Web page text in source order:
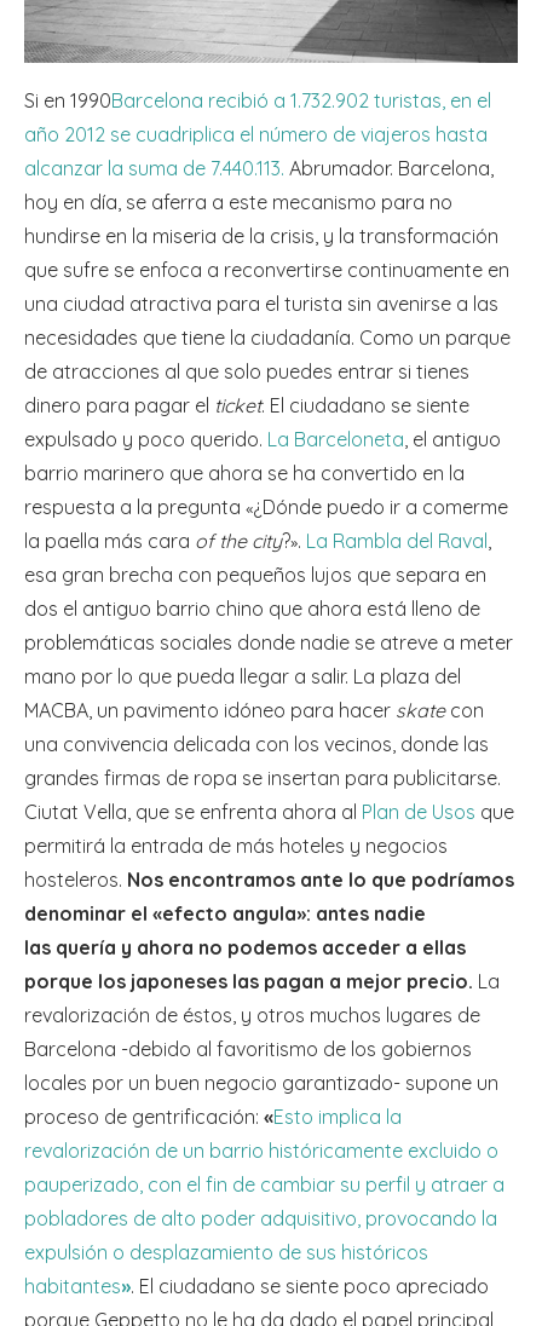
Si en 1990Barcelona recibió a 1.732.902 turistas, en el
año 2012 se cuadriplica el número de viajeros hasta
alcanzar la suma de 7.440.113. Abrumador. Barcelona,
hoy en día, se aferra a este mecanismo para no
hundirse en la miseria de la crisis, y la transformación
que sufre se enfoca a reconvertirse continuamente en
una ciudad atractiva para el turista sin avenirse a las
necesidades que tiene la ciudadanía. Como un parque
de atracciones al que solo puedes entrar si tienes
dinero para pagar el ticket. El ciudadano se siente
expulsado y poco querido. La Barceloneta , el antiguo
barrio marinero que ahora se ha convertido en la
respuesta a la pregunta «¿Dónde puedo ir a comerme
la paella más cara of the city?». La Rambla del Raval
esa gran brecha con pequeños lujos que separa en
dos el antiguo barrio chino que ahora está lleno de
problemáticas sociales donde nadie se atreve a meter
mano por lo que pueda llegar a salir. La plaza del
MACBA, un pavimento idóneo para hacer skatecon
una convivencia delicada con los vecinos, donde las
grandes firmas de ropa se insertan para publicitarse.
Ciutat Vella, que se enfrenta ahora al Plan de Usos que
permitirá la entrada de más hoteles y negocios
hosteleros. Nos encontramos ante lo que podríamos
denominar el «efecto angula»: antes nadie
las quería y ahora no podemos acceder a ellas
porque los japoneses las pagan a mejor precio. La
revalorización de éstos, y otros muchos lugares de
Barcelona -debido al favoritismo de los gobiernos
locales por un buen negocio garantizado- supone un
proceso de gentrificación: «Esto implica la
revalorización de un barrio históricamente excluido o
pauperizado, con el fin de cambiar su perfil y atraer a
pobladores de alto poder adquisitivo, provocando la
expulsión o desplazamiento de sus históricos
habitantes». El ciudadano se siente poco apreciado
porque Geppetto no le ha da dado el papel principal